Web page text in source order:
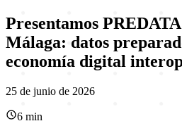
Presentamos
Málaga: datos
economía digital
25 de junio de 2026
6 min